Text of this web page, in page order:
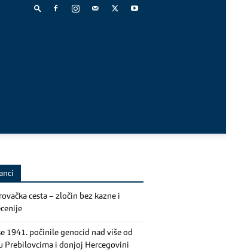
cesta – zločin bez kazne i
1941. počinile genocid nad više od
Prebilovcima i donjoj Hercegovini